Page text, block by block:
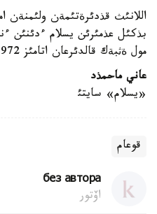
اللانئث قذدئرةتئمةن ولئمنةن
بذكئل عذمئرئن يسلام ءدئنئن
مول ةثبةك قالدئرعان اتامئز 1972 - جئلئ دذنيةدةن ءوتئپتئ.
عاني ماحمذد
«يسلام» سايتئ
قوعام
без автора
اۆتور